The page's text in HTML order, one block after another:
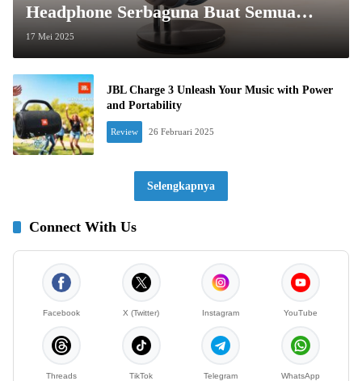
Headphone Serbaguna Buat Semua
Aktivitas
17 Mei 2025
JBL Charge 3 Unleash Your Music with Power
and Portability
Review 26 Februari 2025
Selengkapnya
Connect With Us
Facebook X (Twitter) Instagram YouTube
Threads TikTok Telegram WhatsApp